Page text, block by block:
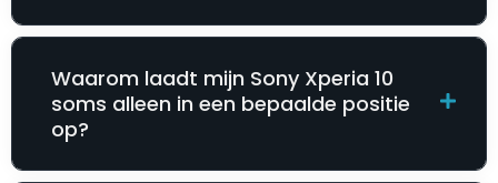
Waarom laadt mijn Sony Xperia 10
soms alleen in een bepaalde positie
op?